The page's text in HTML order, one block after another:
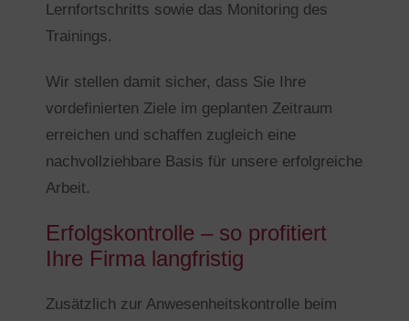
Lernfortschritts sowie das Monitoring des
Trainings.
Wir stellen damit sicher, dass Sie Ihre
vordefinierten Ziele im geplanten Zeitraum
erreichen und schaffen zugleich eine
nachvollziehbare Basis für unsere erfolgreiche
Arbeit.
Erfolgskontrolle – so profitiert
Ihre Firma langfristig
Zusätzlich zur Anwesenheitskontrolle beim